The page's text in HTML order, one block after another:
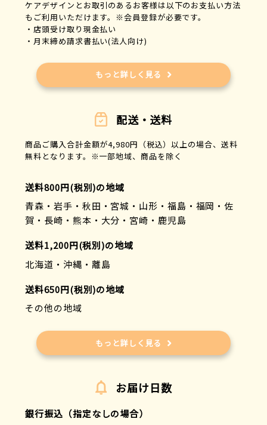
ケアデザインとお取引のあるお客様は以下のお支払い方法
もご利用いただけます。※会員登録が必要です。
・店頭受け取り現金払い
・月末締め請求書払い(法人向け)
もっと詳しく見る
配送・送料
商品ご購入合計金額が4,980円（税込）以上の場合、送料
無料となります。※一部地域、商品を除く
送料800円(税別)の地域
青森・岩手・秋田・宮城・山形・福島・福岡・佐
賀・長崎・熊本・大分・宮崎・鹿児島
送料1,200円(税別)の地域
北海道・沖縄・離島
送料650円(税別)の地域
その他の地域
もっと詳しく見る
お届け日数
銀行振込（指定なしの場合）